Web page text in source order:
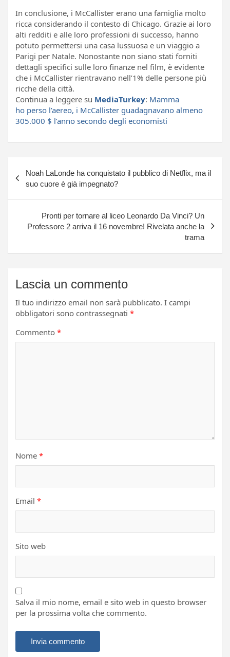
In conclusione, i McCallister erano una famiglia molto
ricca considerando il contesto di Chicago. Grazie ai loro
alti redditi e alle loro professioni di successo, hanno
potuto permettersi una casa lussuosa e un viaggio a
Parigi per Natale. Nonostante non siano stati forniti
dettagli specifici sulle loro finanze nel film, è evidente
che i McCallister rientravano nell’1% delle persone più
ricche della città.
Continua a leggere su MediaTurkey: Mamma
ho perso l’aereo, i McCallister guadagnavano almeno
305.000 $ l’anno secondo degli economisti
articoli
Noah LaLonde ha conquistato il pubblico di Netflix, ma il
suo cuore è già impegnato?
Pronti per tornare al liceo Leonardo Da Vinci? Un
Professore 2 arriva il 16 novembre! Rivelata anche la
trama
Lascia un commento
Il tuo indirizzo email non sarà pubblicato. I campi
obbligatori sono contrassegnati *
Commento *
Nome *
Email *
Sito web
Salva il mio nome, email e sito web in questo browser
per la prossima volta che commento.